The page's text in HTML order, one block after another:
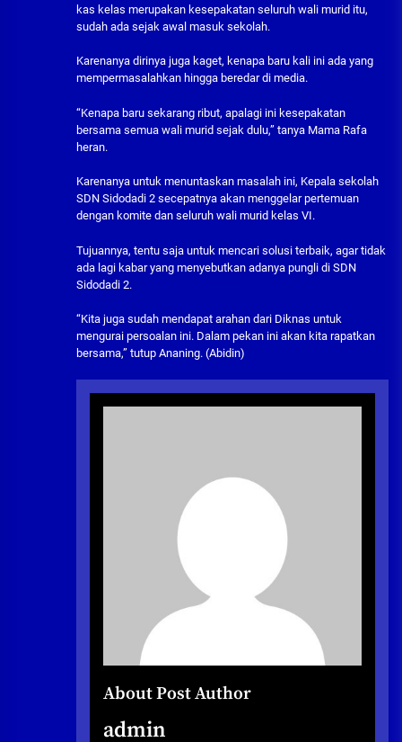
kas kelas merupakan kesepakatan seluruh wali murid itu,
sudah ada sejak awal masuk sekolah.
Karenanya dirinya juga kaget, kenapa baru kali ini ada yang
mempermasalahkan hingga beredar di media.
“Kenapa baru sekarang ribut, apalagi ini kesepakatan
bersama semua wali murid sejak dulu,” tanya Mama Rafa
heran.
Karenanya untuk menuntaskan masalah ini, Kepala sekolah
SDN Sidodadi 2 secepatnya akan menggelar pertemuan
dengan komite dan seluruh wali murid kelas VI.
Tujuannya, tentu saja untuk mencari solusi terbaik, agar tidak
ada lagi kabar yang menyebutkan adanya pungli di SDN
Sidodadi 2.
“Kita juga sudah mendapat arahan dari Diknas untuk
mengurai persoalan ini. Dalam pekan ini akan kita rapatkan
bersama,” tutup Ananing. (Abidin)
About Post Author
admin